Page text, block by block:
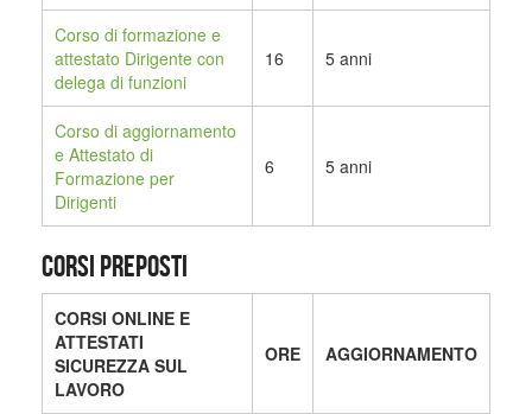
Corso di formazione e
attestato Dirigente con
delega di funzioni
16 5 anni
Corso di aggiornamento
e Attestato di
Formazione per
Dirigenti
6 5 anni
CORSI PREPOSTI
CORSI ONLINE E
ATTESTATI
SICUREZZA SUL
LAVORO
ORE AGGIORNAMENTO